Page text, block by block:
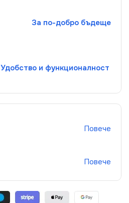
За по-добро бъдеще
Удобство и функционалност
Повече
Повече